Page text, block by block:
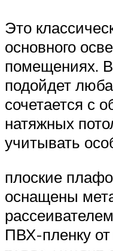
Это
основного
помещениях.
подойдет
сочетается с
натяжных
учитывать
плоские
оснащены
ПВХ-пленку от